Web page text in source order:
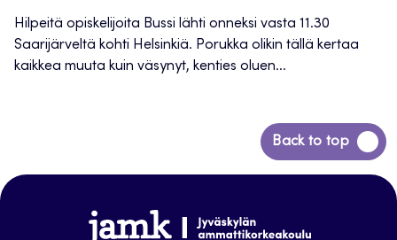
Hilpeitä opiskelijoita Bussi lähti onneksi vasta 11.30
Saarijärveltä kohti Helsinkiä. Porukka olikin tällä kertaa
kaikkea muuta kuin väsynyt, kenties oluen...
Back to top
Siirry
takaisin
www.jamk.fi